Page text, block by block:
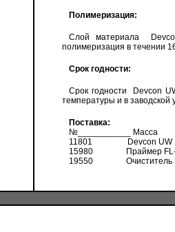
Полимеризация:
Слой материала
полимеризация в течении
Срок годности:
Срок годности
Devcon
температуры и в заводской
Поставка:
№___________ Масса
11801
Devcon UW
15980 Праймер
19550 Очиститель